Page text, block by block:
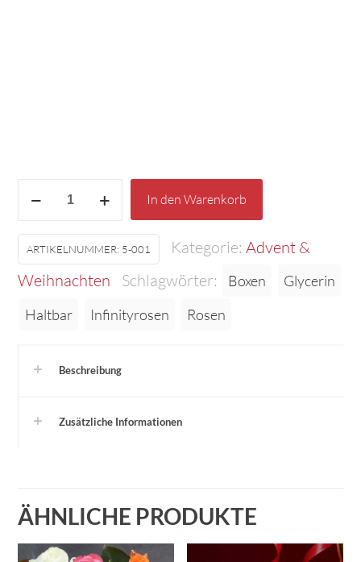
Rosen
in
der
Menge
In den Warenkorb
ARTIKELNUMMER: 5-001 Kategorie:Advent &
Weihnachten
Schlagwörter: Boxen
Glycerin
Haltbar
Infinityrosen Rosen
Beschreibung
Zusätzliche Informationen
ÄHNLICHE PRODUKTE